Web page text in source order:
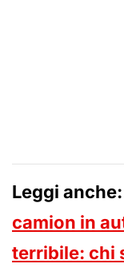
Leggi anche:
camion in
terribile: chi